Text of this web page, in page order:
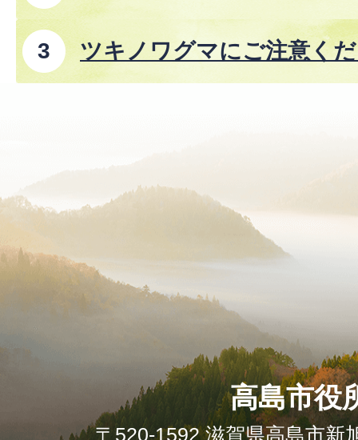
ツキノワグマにご注意く
高島市役
〒520-1592 滋賀県高島市新